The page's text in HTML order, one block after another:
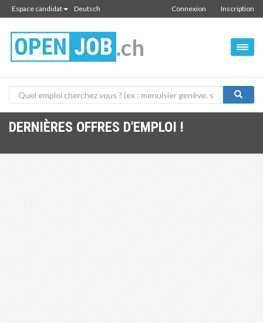
Espace candidat Deutsch Inscription
Connexion
.ch
DERNIÈRES OFFRES D'EMPLOI !